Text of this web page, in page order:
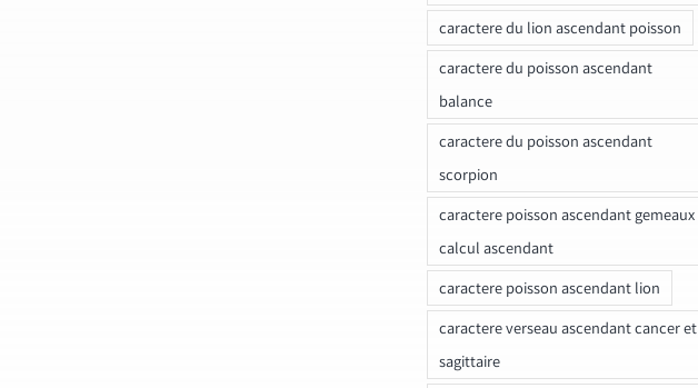
caractere du lion ascendant poisson
caractere du poisson ascendant
balance
caractere du poisson ascendant
scorpion
caractere poisson ascendant gemeaux
calcul ascendant
caractere poisson ascendant lion
caractere verseau ascendant cancer et
sagittaire